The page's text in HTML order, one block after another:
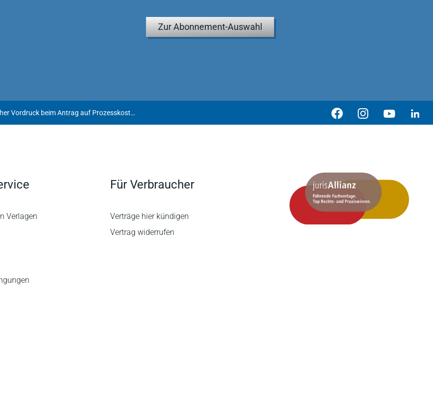
Zur Abonnement-Auswahl
OLG Dresden: Amtlicher Vordruck beim Antrag auf Prozesskostenhilfe für die Berufungsinstanz
Verlagen
Für Verbraucher
Verträge hier kündigen
Vertrag widerrufen